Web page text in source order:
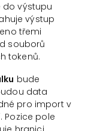
výstupu
výstup
třemi
souborů
tokenů.
bude
data
pro import v
pole